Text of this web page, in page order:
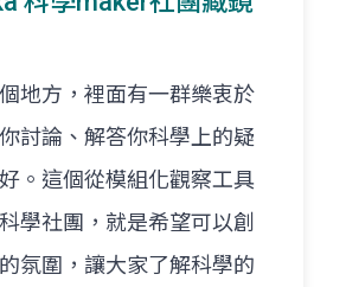
地方，裡面有一群樂衷於
討論、解答你科學上的疑
。這個從模組化觀察工具
學社團，就是希望可以創
氛圍，讓大家了解科學的